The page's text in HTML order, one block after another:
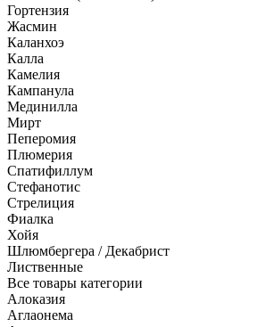
Гортензия
Жасмин
Каланхоэ
Калла
Камелия
Кампанула
Мединилла
Мирт
Пеперомия
Плюмерия
Спатифиллум
Стефанотис
Стрелиция
Фиалка
Хойя
Шлюмбергера / Декабрист
Лиственные
Все товары категории
Алоказия
Аглаонема